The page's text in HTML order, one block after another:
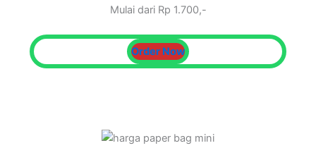
Mulai dari Rp 1.700,-
Order Now